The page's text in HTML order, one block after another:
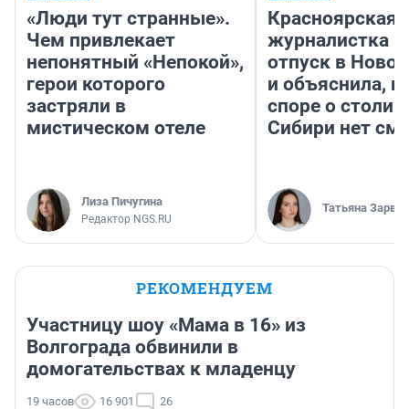
«Люди тут странные».
Чем привлекает
непонятный «Непокой»,
герои которого
застряли в
мистическом отеле
Лиза Пичугина
Редактор NGS.RU
Красноярская
журналистка
отпуск в
и объяснила,
споре о
Сибири нет
Татьяна Зарва
РЕКОМЕНДУЕМ
Участницу шоу «Мама в 16» из
Волгограда обвинили в
домогательствах к младенцу
19 часов 16 901 26